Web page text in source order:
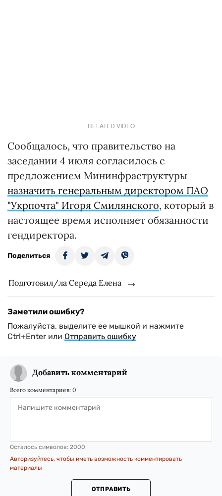
RELATED VIDEO
Сообщалось, что правительство на
заседании 4 июля согласилось с
предложением Мининфраструктуры
назначить генеральным директором ПАО
"Укрпочта" Игоря Смилянского, который в
настоящее время исполняет обязанности
гендиректора.
Поделиться
Подготовил/ла Середа Елена
Заметили ошибку?
Пожалуйста, выделите ее мышкой и нажмите
Ctrl+Enter или Отправить ошибку
Добавить комментарий
Всего комментариев: 0
Осталось символов: 2000
Авторизуйтесь, чтобы иметь возможность комментировать
материалы
ОТПРАВИТЬ